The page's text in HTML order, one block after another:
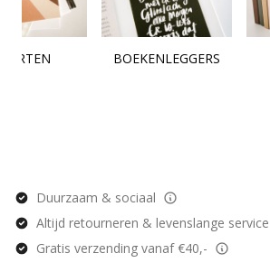
BOEKENLEGGERS
Duurzaam & sociaal
Altijd retourneren & levenslange service
Gratis verzending vanaf €40,-